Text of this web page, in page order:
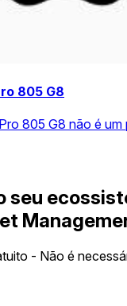
805 G8
805 G8 não é um
seu
- Não é